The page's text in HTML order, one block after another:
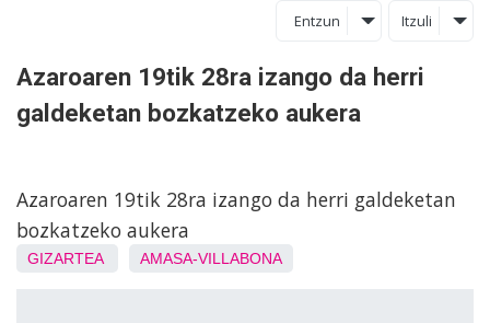
Entzun Itzuli
Azaroaren 19tik 28ra izango da herri
galdeketan bozkatzeko aukera
Azaroaren 19tik 28ra izango da herri galdeketan
bozkatzeko aukera
GIZARTEA AMASA-VILLABONA